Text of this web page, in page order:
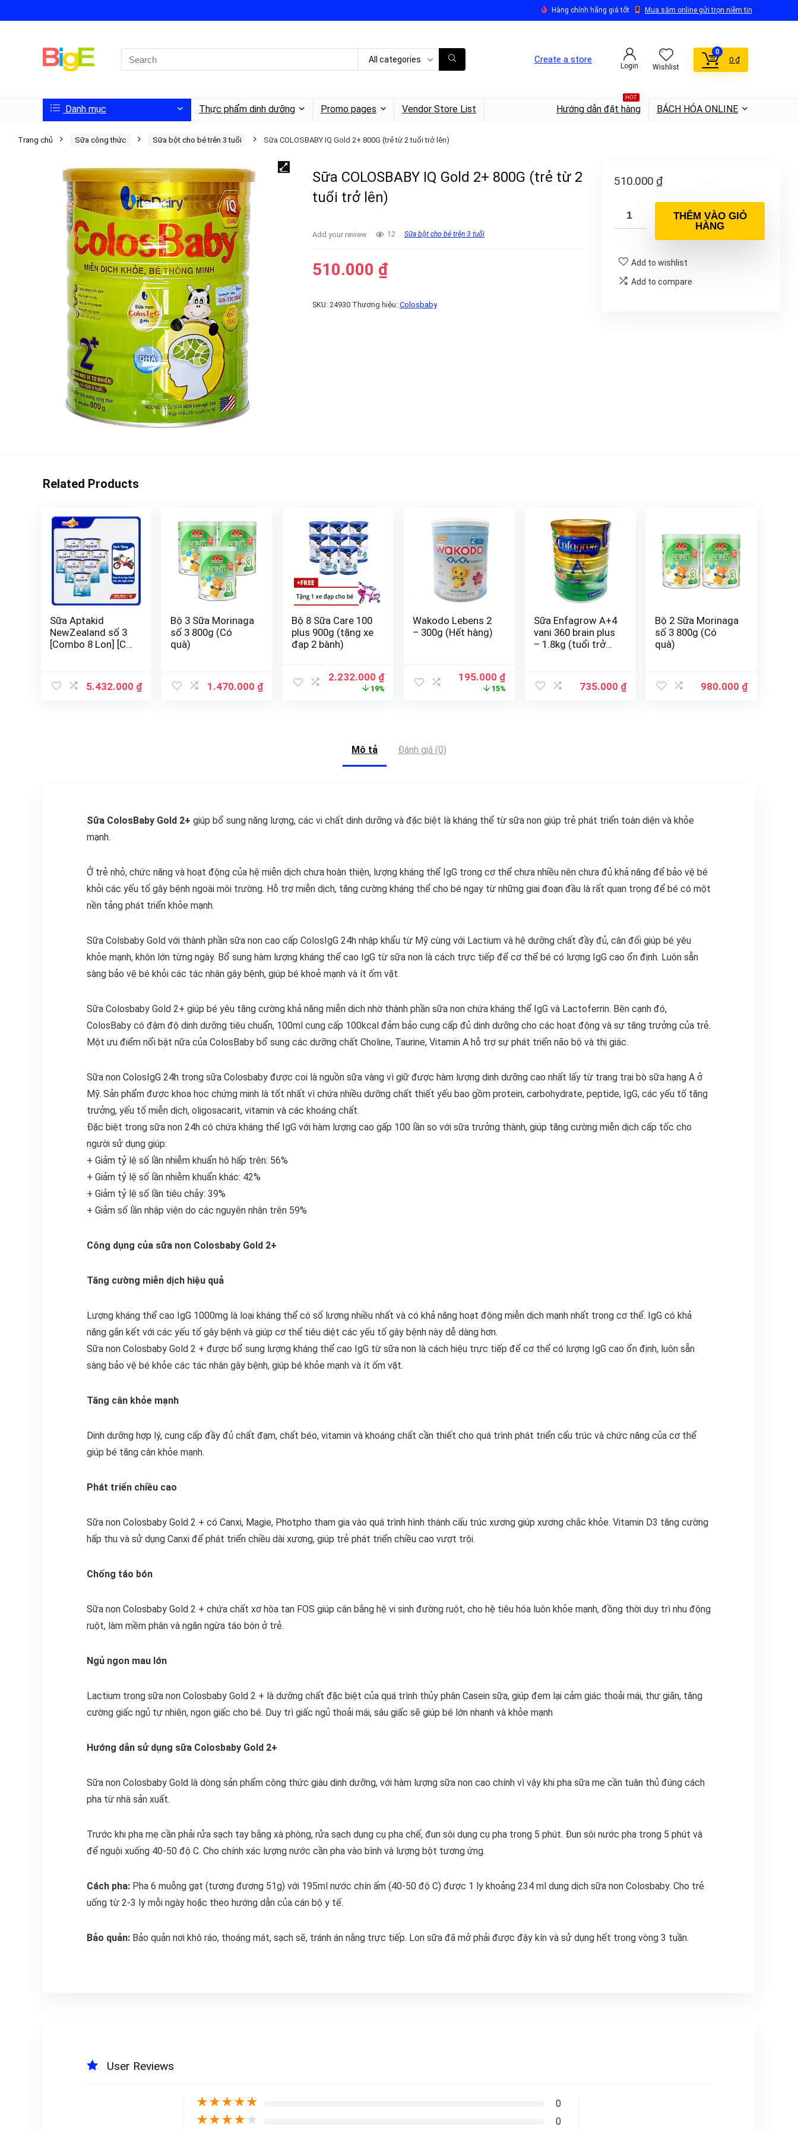
Hàng chính hãng giá tốt Mua sắm online gửi trọn niềm tin
All categories Create a store
Login Wishlist
0
0 ₫
Danh mục Thực phẩm dinh dưỡng Promo pages Vendor Store List
HOT
Hướng dẫn đặt hàng BÁCH HÓA ONLINE
Trang chủ Sữa công thức Sữa bột cho bé trên 3 tuổi Sữa COLOSBABY IQ Gold 2+ 800G (trẻ từ 2 tuổi trở lên)
Sữa COLOSBABY IQ Gold 2+ 800G (trẻ từ 2
tuổi trở lên)
Add your review 12 Sữa bột cho bé trên 3 tuổi
510.000 ₫
SKU:24930 Thương hiệu:Colosbaby
510.000 ₫
THÊM VÀO GIỎ
HÀNG
Add to wishlist
Add to compare
Related Products
Sữa Aptakid
NewZealand số 3
[Combo 8 Lon] [Có
5.432.000 ₫
Bộ 3 Sữa Morinaga
số 3 800g (Có
quà)
1.470.000 ₫
Bộ 8 Sữa Care 100
plus 900g (tặng xe
đạp 2 bành)
2.232.000 ₫
19%
Wakodo Lebens 2
– 300g (Hết hàng)
195.000 ₫
15%
Sữa Enfagrow A+4
vani 360 brain plus
– 1.8kg (tuổi trở
735.000 ₫
Bộ 2 Sữa Morinaga
số 3 800g (Có
quà)
980.000 ₫
Mô tả Đánh giá (0)
Sữa ColosBaby Gold 2+ giúp bổ sung năng lượng, các vi chất dinh dưỡng và đặc biệt là kháng thể từ sữa non giúp trẻ phát triển toàn diện và khỏe
mạnh.
Ở trẻ nhỏ, chức năng và hoạt động của hệ miễn dịch chưa hoàn thiện, lượng kháng thể IgG trong cơ thể chưa nhiều nên chưa đủ khả năng để bảo vệ bé
khỏi các yếu tố gây bệnh ngoài môi trường. Hỗ trợ miễn dịch, tăng cường kháng thể cho bé ngay từ những giai đoạn đầu là rất quan trọng để bé có một
nền tảng phát triển khỏe mạnh.
Sữa Colsbaby Gold với thành phần sữa non cao cấp ColosIgG 24h nhập khẩu từ Mỹ cùng với Lactium và hệ dưỡng chất đầy đủ, cân đối giúp bé yêu
khỏe mạnh, khôn lớn từng ngày. Bổ sung hàm lượng kháng thể cao IgG từ sữa non là cách trực tiếp để cơ thể bé có lượng IgG cao ổn định. Luôn sẵn
sàng bảo vệ bé khỏi các tác nhân gây bệnh, giúp bé khoẻ mạnh và ít ốm vặt.
Sữa Colosbaby Gold 2+ giúp bé yêu tăng cường khả năng miễn dịch nhờ thành phần sữa non chứa kháng thể IgG và Lactoferrin. Bên cạnh đó,
ColosBaby có đậm độ dinh dưỡng tiêu chuẩn, 100ml cung cấp 100kcal đảm bảo cung cấp đủ dinh dưỡng cho các hoạt động và sự tăng trưởng của trẻ.
Một ưu điểm nổi bật nữa của ColosBaby bổ sung các dưỡng chất Choline, Taurine, Vitamin A hỗ trợ sự phát triển não bộ và thị giác.
Sữa non ColosIgG 24h trong sữa Colosbaby được coi là nguồn sữa vàng vì giữ được hàm lượng dinh dưỡng cao nhất lấy từ trang trại bò sữa hạng A ở
Mỹ. Sản phẩm được khoa học chứng minh là tốt nhất vì chứa nhiều dưỡng chất thiết yếu bao gồm protein, carbohydrate, peptide, IgG, các yếu tố tăng
trưởng, yếu tố miễn dịch, oligosacarit, vitamin và các khoáng chất.
Đặc biệt trong sữa non 24h có chứa kháng thể IgG với hàm lượng cao gấp 100 lần so với sữa trưởng thành, giúp tăng cường miễn dịch cấp tốc cho
người sử dụng giúp:
+ Giảm tỷ lệ số lần nhiễm khuẩn hô hấp trên: 56%
+ Giảm tỷ lệ số lần nhiễm khuẩn khác: 42%
+ Giảm tỷ lệ số lần tiêu chảy: 39%
+ Giảm số lần nhập viện do các nguyên nhân trên 59%
Công dụng của sữa non Colosbaby Gold 2+
Tăng cường miễn dịch hiệu quả
Lượng kháng thể cao IgG 1000mg là loại kháng thể có số lượng nhiều nhất và có khả năng hoạt động miễn dịch mạnh nhất trong cơ thể. IgG có khả
năng gắn kết với các yếu tố gây bệnh và giúp cơ thể tiêu diệt các yếu tố gây bệnh này dễ dàng hơn.
Sữa non Colosbaby Gold 2 + được bổ sung lượng kháng thể cao IgG từ sữa non là cách hiệu trực tiếp để cơ thể có lượng IgG cao ổn định, luôn sẵn
sàng bảo vệ bé khỏe các tác nhân gây bệnh, giúp bé khỏe mạnh và ít ốm vặt.
Tăng cân khỏe mạnh
Dinh dưỡng hợp lý, cung cấp đầy đủ chất đạm, chất béo, vitamin và khoáng chất cần thiết cho quá trình phát triển cấu trúc và chức năng của cơ thể
giúp bé tăng cân khỏe mạnh.
Phát triển chiều cao
Sữa non Colosbaby Gold 2 + có Canxi, Magie, Photpho tham gia vào quá trình hình thành cấu trúc xương giúp xương chắc khỏe. Vitamin D3 tăng cường
hấp thu và sử dụng Canxi để phát triển chiều dài xương, giúp trẻ phát triển chiều cao vượt trội.
Chống táo bón
Sữa non Colosbaby Gold 2 + chứa chất xơ hòa tan FOS giúp cân bằng hệ vi sinh đường ruột, cho hệ tiêu hóa luôn khỏe mạnh, đồng thời duy trì nhu động
ruột, làm mềm phân và ngăn ngừa táo bón ở trẻ.
Ngủ ngon mau lớn
Lactium trong sữa non Colosbaby Gold 2 + là dưỡng chất đặc biệt của quá trình thủy phân Casein sữa, giúp đem lại cảm giác thoải mái, thư giãn, tăng
cường giấc ngủ tự nhiên, ngon giấc cho bé. Duy trì giấc ngủ thoải mái, sâu giấc sẽ giúp bé lớn nhanh và khỏe mạnh
Hướng dẫn sử dụng sữa Colosbaby Gold 2+
Sữa non Colosbaby Gold là dòng sản phẩm công thức giàu dinh dưỡng, với hàm lượng sữa non cao chính vì vậy khi pha sữa mẹ cần tuân thủ đúng cách
pha từ nhà sản xuất.
Trước khi pha mẹ cần phải rửa sạch tay bằng xà phòng, rửa sạch dụng cụ pha chế, đun sôi dụng cụ pha trong 5 phút. Đun sôi nước pha trong 5 phút và
để nguội xuống 40-50 độ C. Cho chính xác lượng nước cần pha vào bình và lượng bột tương ứng.
Cách pha: Pha 6 muỗng gạt (tương đương 51g) với 195ml nước chín ấm (40-50 độ C) được 1 ly khoảng 234 ml dung dịch sữa non Colosbaby. Cho trẻ
uống từ 2-3 ly mỗi ngày hoặc theo hướng dẫn của cán bộ y tế.
Bảo quản:Bảo quản nơi khô ráo, thoáng mát, sạch sẽ, tránh án nắng trực tiếp. Lon sữa đã mở phải được đậy kín và sử dụng hết trong vòng 3 tuần.
User Reviews
★★★★★ 0
★★★★ ★ 0